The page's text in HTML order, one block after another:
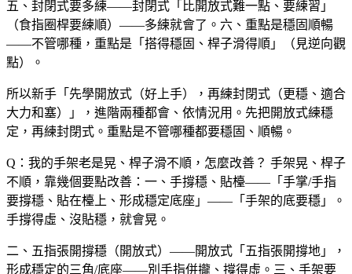
五、封閉式要多練——封閉式「比開放式難一點、要練習」
（食指圈桿要練順）——多練就會了。六、重點是穩固順暢
——不管哪種，重點是「搭得穩固、桿子滑得順」（見逆向觀
點）。
所以新手「先學開放式（好上手），再練封閉式（更穩、適合
大力和塞）」，進階兩種都會、依情況用。先把開放式練穩
定，再練封閉式。重點是不管哪種都要穩固、順暢。
Q：我的手架老是晃、桿子滑不順，怎麼改善？ 手架晃、桿子
不順，靠幾個要點改善：一、手撐穩、貼檯——「手掌/手指
要撐穩、貼在檯上、形成穩定底座」——「手架的底要穩」。
手撐得虛、沒貼穩，就會晃。
二、五指張開撐穩（開放式）——開放式「五指張開撐地」，
形成穩定的三角/底座——別手指併攏、撐得虛。三、手架要